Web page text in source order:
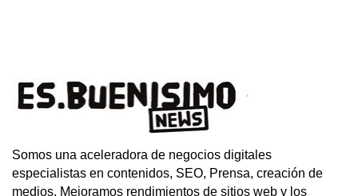
Somos una aceleradora de negocios digitales
especialistas en contenidos, SEO, Prensa, creación de
medios. Mejoramos rendimientos de sitios web y los